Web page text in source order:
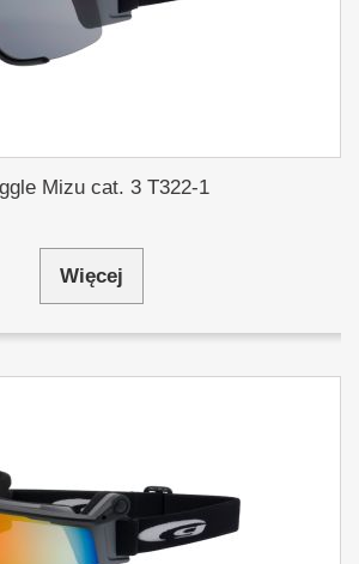
Mizu cat. 3 T322-1
Więcej